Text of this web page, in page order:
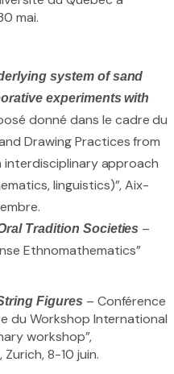
mai.
system of sand
experiments with
donné dans le cadre du
Drawing Practices from
interdisciplinary approach
linguistics)”, Aix-
Tradition Societies –
Ethnomathematics”
Figures – Conférence
du Workshop International
workshop”,
8-10 juin.